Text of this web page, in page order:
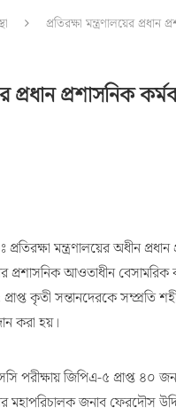
প্রতিরক্ষা মন্ত্রণালয়ের প্রধান
প্রধান প্রশাসনিক
মন্ত্রণালয়ের অধীন প্রধান
প্রশাসনিক আওতাধীন
কৃতী সন্তানদেরকে সম্প্রতি
করা হয়।
জিপিএ-৫ প্রাপ্ত ৪০ জন
মহাপরিচালক জনাব ফেরদৌস